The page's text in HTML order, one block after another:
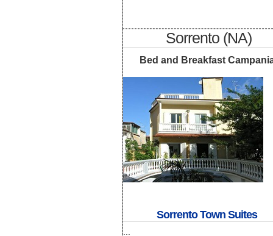
Sorrento (NA)
Bed and Breakfast
Sorrento Town Suites